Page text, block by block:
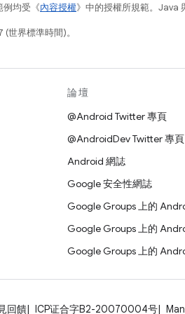
例均受《內容授權》中的授權所規範。Java
界標準時間)。
論壇
@Android Twitter 專頁
@AndroidDev Twitter 專頁
Android 網誌
Google 安全性網誌
Google Groups 上的
Google Groups 上的
Google Groups 上的
回饋 ICP证合字B2-20070004号